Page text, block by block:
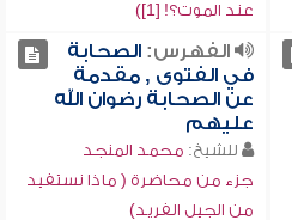
عند الموت؟! [1])
الفهرس:الصحابة
في الفتوى , مقدمة
عن الصحابة رضوان الله
عليهم
للشيخ: محمد المنجد
جزء من محاضرة ( ماذا نستفيد
من الجيل الفريد)